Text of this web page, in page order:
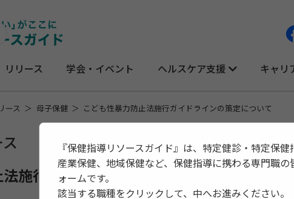
リリース 学会・イベント ヘルスケア支援 キャリ
ース 母子保健 こども性暴力防止法施行ガイドラインの策定について
施行ガイドラインの策定について
『保健指導リソースガイド』は、特定健診・特定保健
産業保健、地域保健など、保健指導に携わる専門職
ォームです。
該当する職種をクリックして、中へお進みください。